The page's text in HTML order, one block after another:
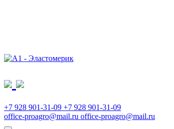
+7 928 901-31-09 +7 928 901-31-09
office-proagro@mail.ru office-proagro@mail.ru